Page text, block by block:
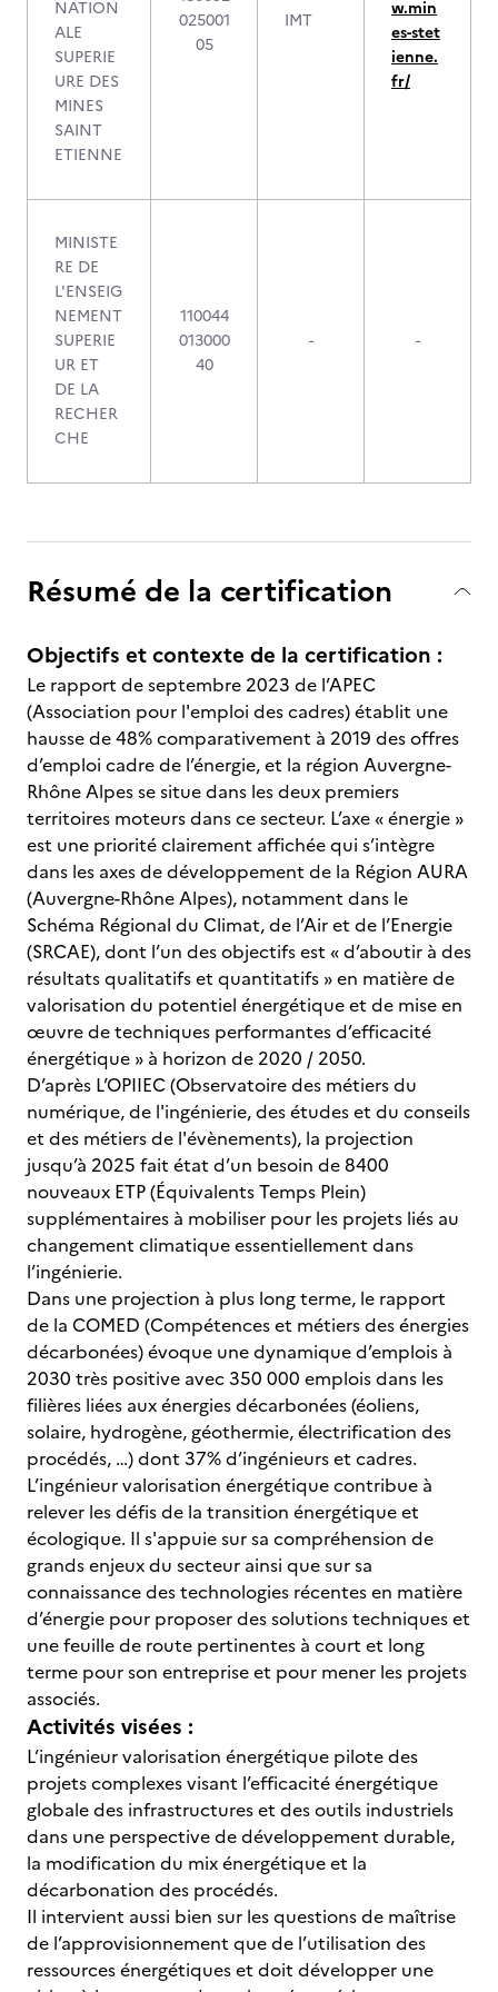
NATION
ALE
SUPERIE
URE DES
MINES
SAINT
ETIENNE
025001
05
IMT
w.min
es-stet
ienne.
fr/
MINISTE
RE DE
L'ENSEIG
NEMENT
SUPERIE
UR ET
DE LA
RECHER
CHE
110044
013000
40
- -
Résumé de la certification
Objectifs et contexte de la certification :
Le rapport de septembre 2023 de l’APEC
(Association pour l'emploi des cadres) établit une
hausse de 48% comparativement à 2019 des offres
d’emploi cadre de l’énergie, et la région Auvergne-
Rhône Alpes se situe dans les deux premiers
territoires moteurs dans ce secteur. L’axe « énergie »
est une priorité clairement affichée qui s’intègre
dans les axes de développement de la Région AURA
(Auvergne-Rhône Alpes), notamment dans le
Schéma Régional du Climat, de l’Air et de l’Energie
(SRCAE), dont l’un des objectifs est « d’aboutir à des
résultats qualitatifs et quantitatifs » en matière de
valorisation du potentiel énergétique et de mise en
œuvre de techniques performantes d’efficacité
énergétique » à horizon de 2020 / 2050.
D’après L’OPIIEC (Observatoire des métiers du
numérique, de l'ingénierie, des études et du conseils
et des métiers de l'évènements), la projection
jusqu’à 2025 fait état d’un besoin de 8400
nouveaux ETP (Équivalents Temps Plein)
supplémentaires à mobiliser pour les projets liés au
changement climatique essentiellement dans
l’ingénierie.
Dans une projection à plus long terme, le rapport
de la COMED (Compétences et métiers des énergies
décarbonées) évoque une dynamique d’emplois à
2030 très positive avec 350 000 emplois dans les
filières liées aux énergies décarbonées (éoliens,
solaire, hydrogène, géothermie, électrification des
procédés, …) dont 37% d’ingénieurs et cadres.
L’ingénieur valorisation énergétique contribue à
relever les défis de la transition énergétique et
écologique. Il s'appuie sur sa compréhension de
grands enjeux du secteur ainsi que sur sa
connaissance des technologies récentes en matière
d’énergie pour proposer des solutions techniques et
une feuille de route pertinentes à court et long
terme pour son entreprise et pour mener les projets
associés.
Activités visées :
L’ingénieur valorisation énergétique pilote des
projets complexes visant l’efficacité énergétique
globale des infrastructures et des outils industriels
dans une perspective de développement durable,
la modification du mix énergétique et la
décarbonation des procédés.
Il intervient aussi bien sur les questions de maîtrise
de l’approvisionnement que de l’utilisation des
ressources énergétiques et doit développer une